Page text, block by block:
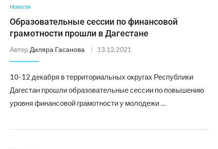
Новости
Образовательные сессии по финансовой
грамотности прошли в Дагестане
Автор Диляра Гасанова 13.12.2021
10-12 декабря в территориальных округах Республики
Дагестан прошли образовательные сессии по повышению
уровня финансовой грамотности у молодежи …